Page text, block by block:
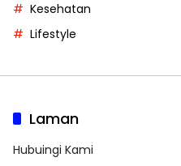
Kesehatan
Lifestyle
Laman
Hubuingi Kami